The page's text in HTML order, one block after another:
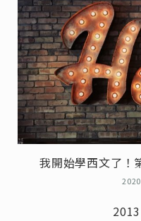
我開始學西文了！